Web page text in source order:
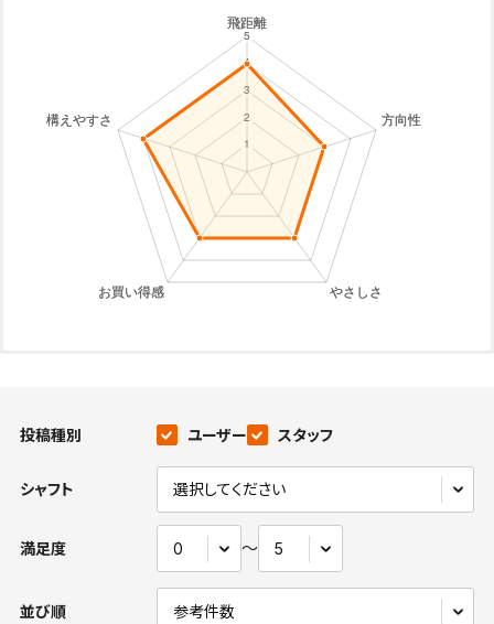
投稿種別 ユーザー スタッフ
シャフト
満足度 〜
並び順